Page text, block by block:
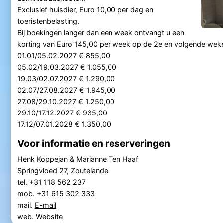
Exclusief huisdier, Euro 10,00 per dag en
toeristenbelasting.
Bij boekingen langer dan een week ontvangt u een
korting van Euro 145,00 per week op de 2e en volgende
01.01/05.02.2027 € 855,00
05.02/19.03.2027 € 1.055,00
19.03/02.07.2027 € 1.290,00
02.07/27.08.2027 € 1.945,00
27.08/29.10.2027 € 1.250,00
29.10/17.12.2027 € 935,00
17.12/07.01.2028 € 1.350,00
Voor informatie en reserveringen
Henk Koppejan & Marianne Ten Haaf
Springvloed 27, Zoutelande
tel. +31 118 562 237
mob. +31 615 302 333
mail. E-mail
web. Website